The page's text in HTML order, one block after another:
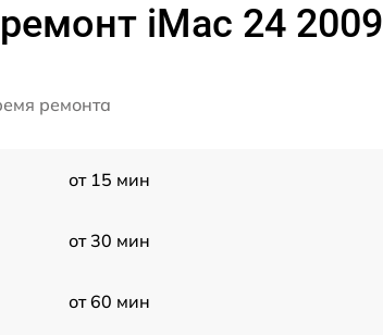
iMac 24 2009
ремонта
от 15 мин
от 30 мин
от 60 мин